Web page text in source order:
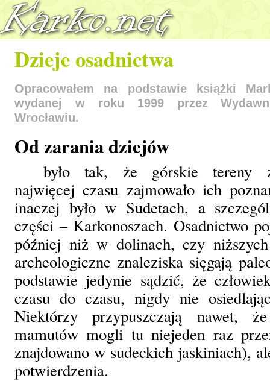
Dzieje osadnictwa
Opracowałem na podstawie książki
wydanej w roku 1999 przez
Wrocławiu.
Od zarania dziejów
było tak, że górskie tereny
najwięcej czasu zajmowało ich
inaczej było w Sudetach, a
części – Karkonoszach. Osadnictwo
później niż w dolinach, czy
archeologiczne znaleziska sięgają
podstawie jedynie sądzić, że
czasu do czasu, nigdy nie
Niektórzy przypuszczają nawet,
mamutów mogli tu niejeden raz
znajdowano w sudeckich jaskiniach),
potwierdzenia.